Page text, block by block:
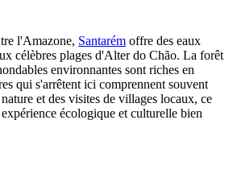
l'Amazone, Santarém offre des eaux
célèbres plages d'Alter do Chão. La forêt
environnantes sont riches en
qui s'arrêtent ici comprennent souvent
et des visites de villages locaux, ce
écologique et culturelle bien